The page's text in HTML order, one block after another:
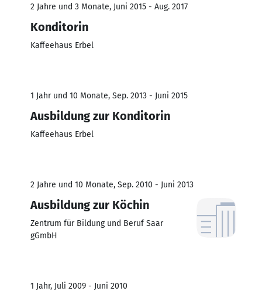
2 Jahre und 3 Monate, Juni 2015 - Aug. 2017
Konditorin
Kaffeehaus Erbel
1 Jahr und 10 Monate, Sep. 2013 - Juni 2015
Ausbildung zur Konditorin
Kaffeehaus Erbel
2 Jahre und 10 Monate, Sep. 2010 - Juni 2013
Ausbildung zur Köchin
Zentrum für Bildung und Beruf Saar
gGmbH
1 Jahr, Juli 2009 - Juni 2010